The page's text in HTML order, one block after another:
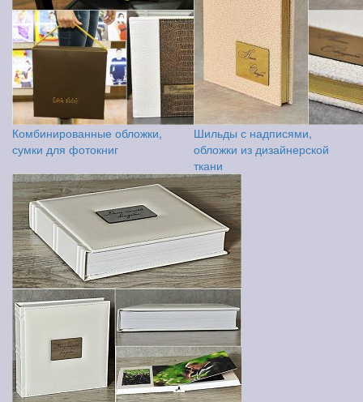
Комбинированные обложки,
сумки для фотокниг
Шильды с надписями,
обложки из дизайнерской
ткани